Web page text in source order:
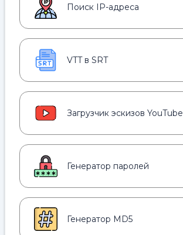
Поиск IP-адреса
VTT в SRT
Загрузчик эскизов YouTube
Генератор паролей
Генератор MD5